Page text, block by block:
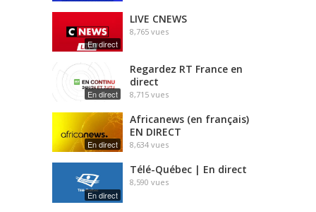
En direct
LIVE CNEWS
8,765 vues
En direct
Regardez RT France en
direct
8,715 vues
En direct
Africanews (en français)
EN DIRECT
8,634 vues
En direct
Télé-Québec | En direct
8,590 vues